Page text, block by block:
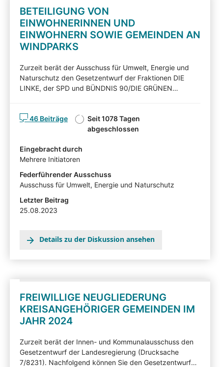
BETEILIGUNG VON
EINWOHNERINNEN UND
EINWOHNERN SOWIE GEMEINDEN AN
WINDPARKS
Zurzeit berät der Ausschuss für Umwelt, Energie und
Naturschutz den Gesetzentwurf der Fraktionen DIE
LINKE, der SPD und BÜNDNIS 90/DIE GRÜNEN
Ihren Beiträgen, Ihren Erläuterungen oder Ihrer Kritik
können Sie Einfluss auf die Arbeit des Ausschusses für
Ihnen wichtige Gesichtspunkte hinweisen. Die von
Sachverständigen, Interessensvertretern und anderen
Auskunftspersonen im Rahmen eines
Anhörungsverfahrens eingereichten Stellungnahmen
können mit Zustimmung der Angehörten in der
Beteiligtentransparenzdokumentation eingesehen
werden: hier
46 Beiträge
Seit 1078 Tagen
abgeschlossen
Eingebracht durch
Mehrere Initiatoren
Federführender Ausschuss
Ausschuss für Umwelt, Energie und Naturschutz
Letzter Beitrag
25.08.2023
Details zu der Diskussion ansehen
FREIWILLIGE NEUGLIEDERUNG
KREISANGEHÖRIGER GEMEINDEN IM
JAHR 2024
Zurzeit berät der Innen- und Kommunalausschuss den
Gesetzentwurf der Landesregierung (Drucksache
7/8231). Nachfolgend können Sie den Gesetzentwurf